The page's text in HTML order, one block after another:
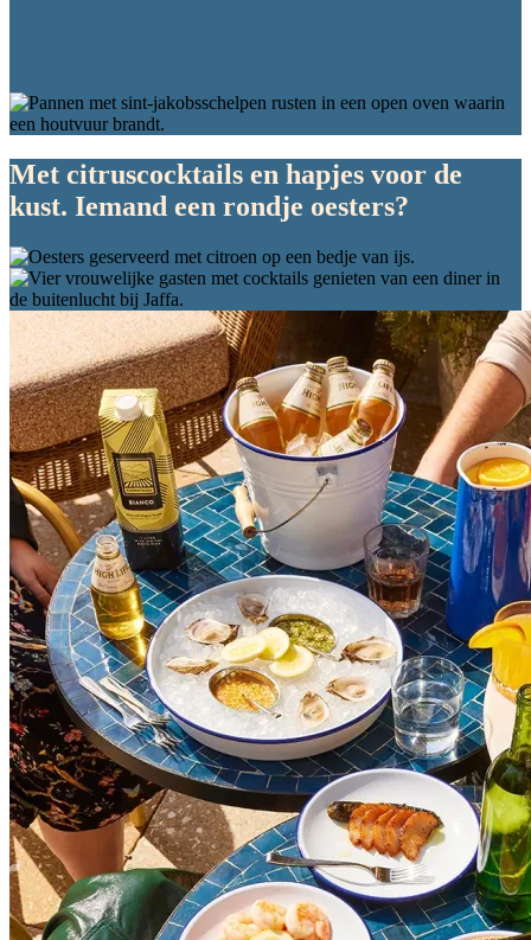
Met citruscocktails en hapjes voor de
kust. Iemand een rondje oesters?